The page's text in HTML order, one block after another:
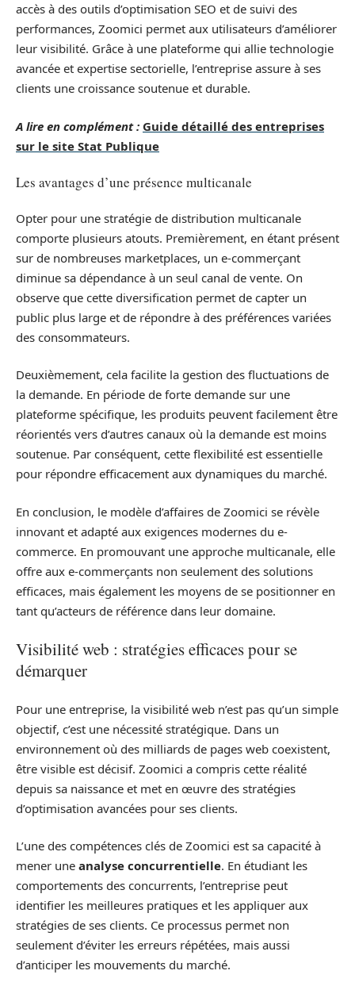
accès à des outils d’optimisation SEO et de suivi des
performances, Zoomici permet aux utilisateurs d’améliorer
leur visibilité. Grâce à une plateforme qui allie technologie
avancée et expertise sectorielle, l’entreprise assure à ses
clients une croissance soutenue et durable.
A lire en complément : Guide détaillé des entreprises
sur le site Stat Publique
Les avantages d’une présence multicanale
Opter pour une stratégie de distribution multicanale
comporte plusieurs atouts. Premièrement, en étant présent
sur de nombreuses marketplaces, un e-commerçant
diminue sa dépendance à un seul canal de vente. On
observe que cette diversification permet de capter un
public plus large et de répondre à des préférences variées
des consommateurs.
Deuxièmement, cela facilite la gestion des fluctuations de
la demande. En période de forte demande sur une
plateforme spécifique, les produits peuvent facilement être
réorientés vers d’autres canaux où la demande est moins
soutenue. Par conséquent, cette flexibilité est essentielle
pour répondre efficacement aux dynamiques du marché.
En conclusion, le modèle d’affaires de Zoomici se révèle
innovant et adapté aux exigences modernes du e-
commerce. En promouvant une approche multicanale, elle
offre aux e-commerçants non seulement des solutions
efficaces, mais également les moyens de se positionner en
tant qu’acteurs de référence dans leur domaine.
Visibilité web : stratégies efficaces pour se
démarquer
Pour une entreprise, la visibilité web n’est pas qu’un simple
objectif, c’est une nécessité stratégique. Dans un
environnement où des milliards de pages web coexistent,
être visible est décisif. Zoomici a compris cette réalité
depuis sa naissance et met en œuvre des stratégies
d’optimisation avancées pour ses clients.
L’une des compétences clés de Zoomici est sa capacité à
mener une analyse concurrentielle. En étudiant les
comportements des concurrents, l’entreprise peut
identifier les meilleures pratiques et les appliquer aux
stratégies de ses clients. Ce processus permet non
seulement d’éviter les erreurs répétées, mais aussi
d’anticiper les mouvements du marché.